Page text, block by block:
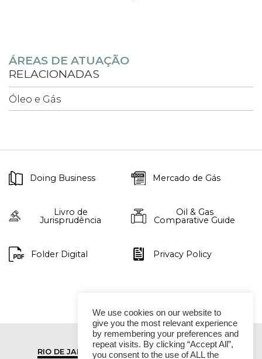
ÁREAS DE ATUAÇÃO
RELACIONADAS
Óleo e Gás
Doing Business Mercado de Gás
Livro de
Jurisprudência
Oil & Gas
Comparative Guide
Folder Digital Privacy Policy
RIO DE JANEIRO SÃO PAULO
We use cookies on our website to
give you the most relevant experience
by remembering your preferences and
repeat visits. By clicking “Accept All”,
you consent to the use of ALL the